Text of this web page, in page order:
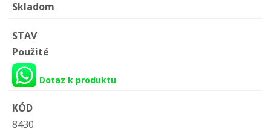
Skladom
STAV
Použité
Dotaz k produktu
KÓD
8430